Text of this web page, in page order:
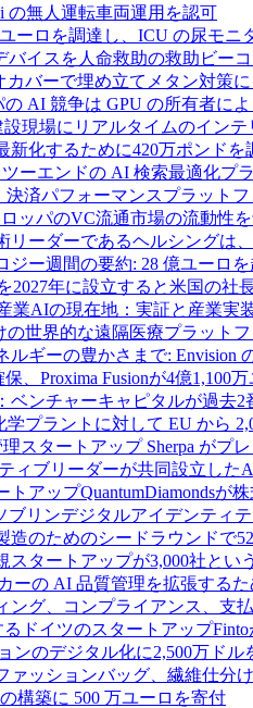
の無人運転車両運用を認可
ーロを調達し、ICU の尿モ
バイスを人命救助の救助ビー
カバーで埋め立てメタン対策
の AI 競争は GPU の所有者に
設現場にリアルタイムのイン
新化するために420万ポンドを
ツーエンドの AI 検索最適化プ
済パフォーマンスプラット
ロッパのVC流通市場の流動性
リーダーであるヘルシングは
ジー週間の要約: 28 億ユーロ
2027年に設立すると米国の社
業AIの現在地：実証と産業実
の世界的な遠隔医療プラット
ルギーの豊かさまで: Envision
、Proxima Fusionが4億1,100
ベンチャーキャピタルが過去2
学プラントに対して EU から
スタートアップ Sherpa がプ
ィブリーダーが共同設立し
アップQuantumDiamondsが
ブリンデジタルアイデンティ
造のためのシードラウンドで
スタートアップが3,000社と
ーの AI 品質管理を拡張する
ング、コンプライアンス、支
るドイツのスタートアップ
ンのデジタル化に2,500万ドル
ァッションバッグ、繊維仕分
構築に 500 万ユーロを寄付